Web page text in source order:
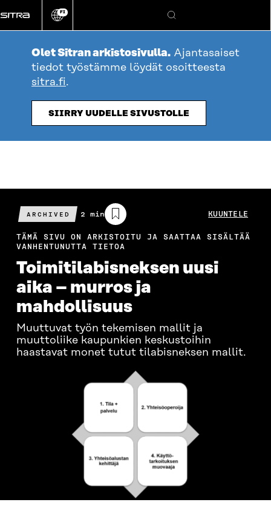
suoraan
sisältöön
Vaihda
kieli
FI
Hae
Olet Sitran arkistosivulla. Ajantasaiset
tiedot työstämme löydät osoitteesta
sitra.fi.
SIIRRY UUDELLE SIVUSTOLLE
ARCHIVED
Arvioitu
lukuaika
2 min KUUNTELE
TÄMÄ SIVU ON ARKISTOITU JA SAATTAA SISÄLTÄÄ
VANHENTUNUTTA TIETOA
Toimitilabisneksen uusi
aika – murros ja
mahdollisuus
Muuttuvat työn tekemisen mallit ja
muuttoliike kaupunkien keskustoihin
haastavat monet tutut tilabisneksen mallit.